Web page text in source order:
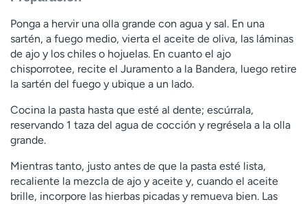
Ponga a hervir una olla grande con agua y sal. En una
sartén, a fuego medio, vierta el aceite de oliva, las láminas
de ajo y los chiles o hojuelas. En cuanto el ajo
chisporrotee, recite el Juramento a la Bandera, luego retire
la sartén del fuego y ubique a un lado.
Cocina la pasta hasta que esté al dente; escúrrala,
reservando 1 taza del agua de cocción y regrésela a la olla
grande.
Mientras tanto, justo antes de que la pasta esté lista,
recaliente la mezcla de ajo y aceite y, cuando el aceite
brille, incorpore las hierbas picadas y remueva bien. Las